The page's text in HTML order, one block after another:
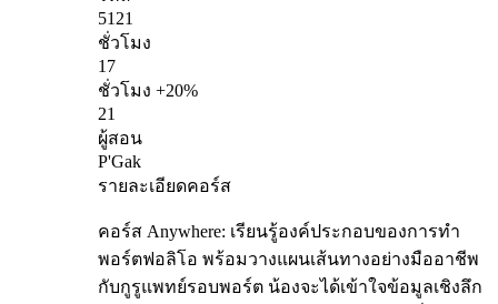
5121
ชั่วโมง
17
ชั่วโมง +20%
21
ผู้สอน
P'Gak
รายละเอียดคอร์ส
คอร์ส Anywhere: เรียนรู้องค์ประกอบของการทำ
พอร์ตฟอลิโอ พร้อมวางแผนเส้นทางอย่างมืออาชีพ
กับกูรูแพทย์รอบพอร์ต น้องจะได้เข้าใจข้อมูลเชิงลึก